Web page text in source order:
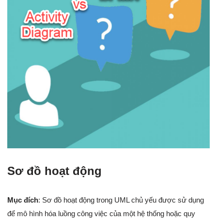
Sơ đồ hoạt động
Mục đích: Sơ đồ hoạt động trong UML chủ yếu được sử dụng
để mô hình hóa luồng công việc của một hệ thống hoặc quy